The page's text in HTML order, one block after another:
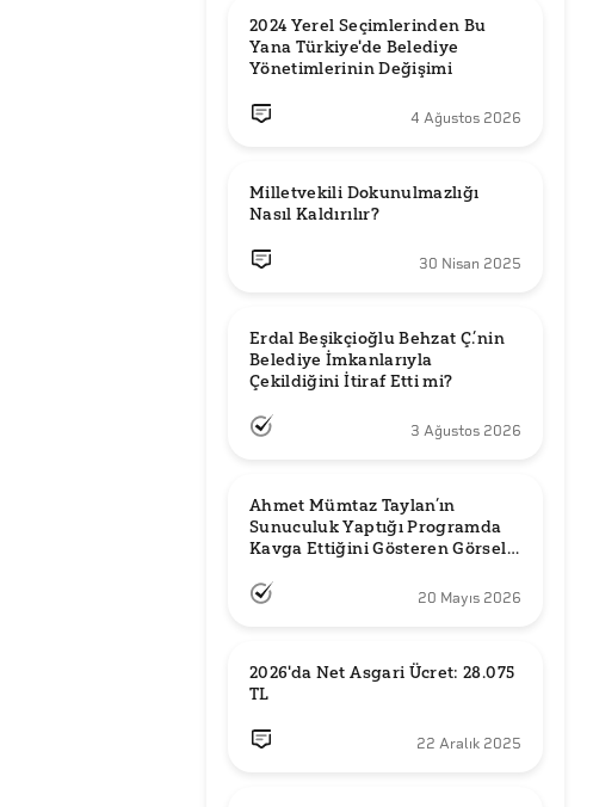
2024 Yerel Seçimlerinden Bu
Yana Türkiye'de Belediye
Yönetimlerinin Değişimi
4 Ağustos 2026
Milletvekili Dokunulmazlığı
Nasıl Kaldırılır?
30 Nisan 2025
Erdal Beşikçioğlu Behzat Ç.’nin
Belediye İmkanlarıyla
3 Ağustos 2026
Ahmet Mümtaz Taylan’ın
Sunuculuk Yaptığı Programda
Kavga Ettiğini Gösteren Görsel
20 Mayıs 2026
2026'da Net Asgari Ücret: 28.075
TL
22 Aralık 2025